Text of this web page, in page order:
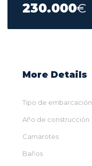
230.000€
More Details
Tipo de embarcación
Año de construcción
Camarotes
Baños